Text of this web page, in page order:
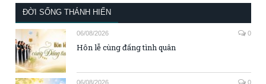
ĐỜI SỐNG THÁNH HIẾN
06/08/2026 0
Hôn lễ cùng đấng tình quân
06/08/2026 0